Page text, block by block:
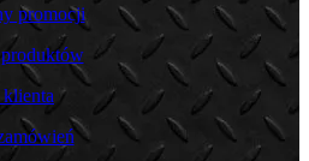
promocji